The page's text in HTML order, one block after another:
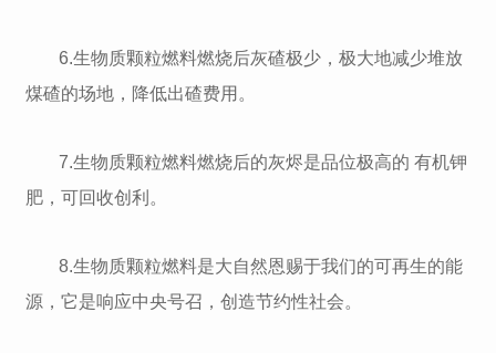
6.生物质颗粒燃料燃烧后灰碴极少，极大地减少堆放
煤碴的场地，降低出碴费用。
7.生物质颗粒燃料燃烧后的灰烬是品位极高的 有机钾
肥，可回收创利。
8.生物质颗粒燃料是大自然恩赐于我们的可再生的能
源，它是响应中央号召，创造节约性社会。